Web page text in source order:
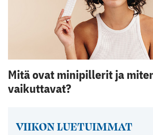
VIIKON LUETUIMMAT
Mitä ovat minipillerit ja
vaikuttavat?